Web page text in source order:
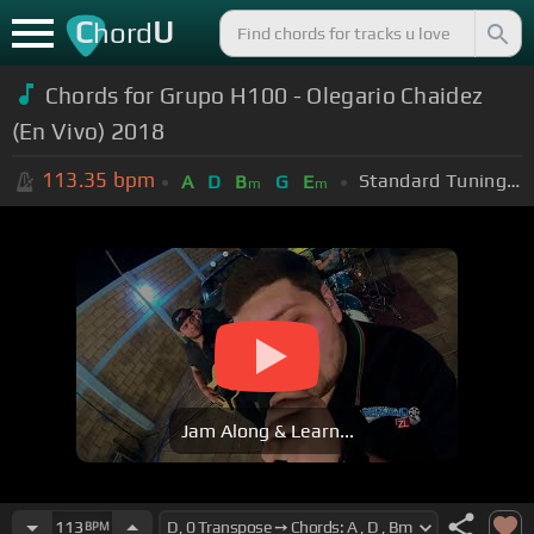
ChordU
Chords for Grupo H100 - Olegario Chaidez
(En Vivo) 2018
113.35 bpm A D Bm G Em Standard Tuning (EADGBE)
Jam Along & Learn...
113 BPM